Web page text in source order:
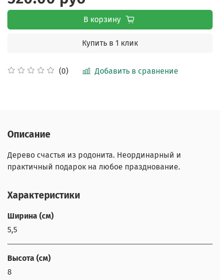
(0) Добавить в сравнение
В корзину
Купить в 1 клик
Описание
Дерево счастья из родонита. Неординарный и
практичный подарок на любое празднование.
Характеристики
Ширина (см)
5,5
Высота (см)
8